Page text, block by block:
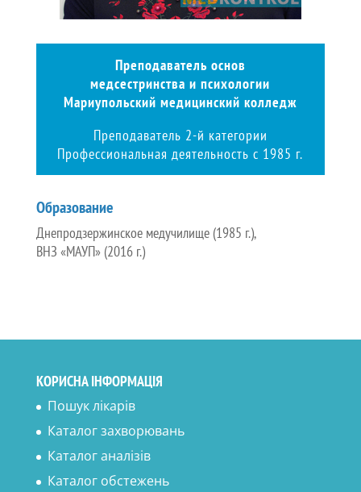
Преподаватель основ
медсестринства и психологии
Мариупольский медицинский колледж
Преподаватель 2-й категории
Профессиональная деятельность с 1985 г.
Образование
Днепродзержинское медучилище (1985 г.),
ВНЗ «МАУП» (2016 г.)
КОРИСНА ІНФОРМАЦІЯ
Пошук лікарів
Каталог захворювань
Каталог аналізів
Каталог обстежень